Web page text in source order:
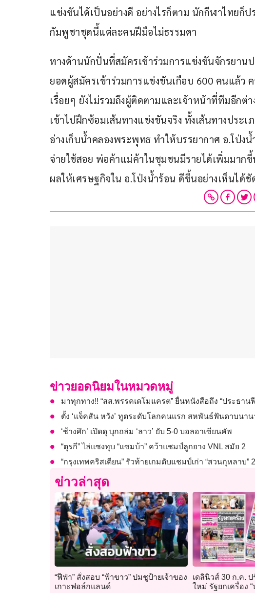
แข่งขันได้เป็นอย่างดี อย่างไรก็ตาม นักกีฬาไทยก็ป
กัมพูชาชุดนี้แต่ละคนฝีมือไม่ธรรมดา
ทางด้านนักปั่นที่สมัครเข้าร่วมการแข่งขันจักรยา
ยอดผู้สมัครเข้าร่วมการแข่งขันเกือบ 600 คนแล้ว
เรื่อยๆ ยังไม่รวมถึงผู้ติดตามและเจ้าหน้าที่ทีมอีก
เข้าไปฝึกซ้อมเส้นทางแข่งขันจริง ทั้งเส้นทางประ
อ่างเก็บน้ำคลองพระพุทธ ทำให้บรรยากาศ อ.โป่ง
จ่ายใช้สอย พ่อค้าแม่ค้าในชุมชนมีรายได้เพิ่มมาก
ผลให้เศรษฐกิจใน อ.โป่งน้ำร้อน ดีขึ้นอย่างเห็นได้ชั
ข่าวยอดนิยมในหมวดหมู่
มาทุกทาง!! “สส.พรรคเดโมแครต” ยื่นหนังสือถึง “ประธา
ตั้ง ‘แจ็คสัน หวัง’ ทูตระดับโลกคนแรก สหพันธ์ฟันดาบนา
‘ช้างศึก’ เปิดดุ บุกถล่ม ‘ลาว’ ยับ 5-0 บอลอาเซียนคัพ
“ตุรกี” ไล่แซงทุบ “แซมบ้า” คว้าแชมป์ลูกยาง VNL สมัย 2
“กรุงเทพคริสเตียน” รัวท้ายเกมดับแชมป์เก่า “สวนกุหลาบ
ข่าวล่าสุด
“ฟีฟ่า” สั่งสอบ “ฟ้าขาว” ปมชูป้ายเจ้าของ
เกาะฟอล์กแลนด์
เดลินิวส์ 30 ก.ค.
ใหม่ รัฐยกเครื่อง